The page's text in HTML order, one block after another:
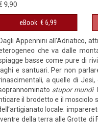
9,90
eBook € 6,99
Dagli Appennini all’Adriatico,
che va dalle
basse come pure di
laghi e santuari. Per non
a quelle di Jesi,
stupor mundi.
il brodetto e il mosciolo
locale:
della terra alle Grotte